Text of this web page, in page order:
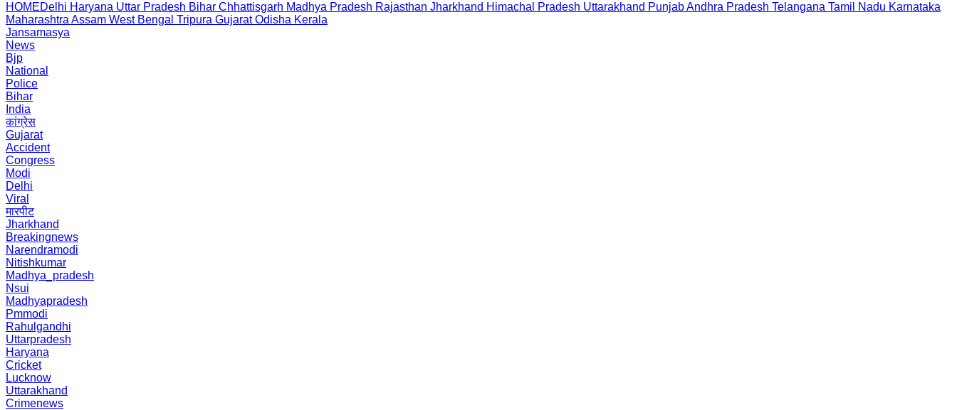
HOMEDelhi Haryana Uttar Pradesh Bihar Chhattisgarh Madhya Pradesh Rajasthan Jharkhand Himachal Pradesh Uttarakhand PunjabAndhra Pradesh Telangana Tamil Nadu Karnataka
Maharashtra Assam West Bengal Tripura Gujarat Odisha Kerala
Jansamasya
News
Bjp
National
Police
Bihar
India
कांग्रेस
Gujarat
Accident
Congress
Modi
Delhi
Viral
मारपीट
Jharkhand
Breakingnews
Narendramodi
Nitishkumar
Madhya_pradesh
Nsui
Madhyapradesh
Pmmodi
Rahulgandhi
Uttarpradesh
Haryana
Cricket
Lucknow
Uttarakhand
Crimenews